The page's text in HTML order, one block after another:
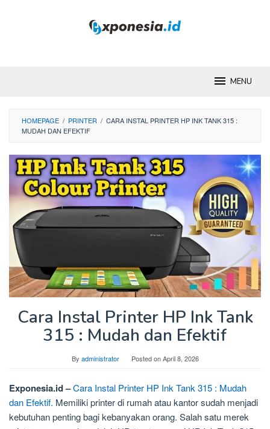
MENU
HOMEPAGE / PRINTER / CARA INSTAL PRINTER HP INK TANK 315 :
MUDAH DAN EFEKTIF
Cara Instal Printer HP Ink Tank
315 : Mudah dan Efektif
By administrator Posted onApril 8, 2026
Exponesia.id –Cara Instal Printer HP Ink Tank 315 : Mudah
dan Efektif. Memiliki printer di rumah atau kantor sudah menjadi
kebutuhan penting bagi kebanyakan orang. Salah satu merek